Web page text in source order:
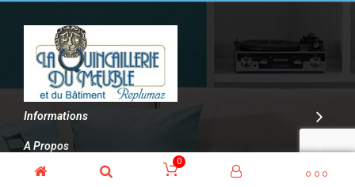
Informations
A Propos
Contact
0